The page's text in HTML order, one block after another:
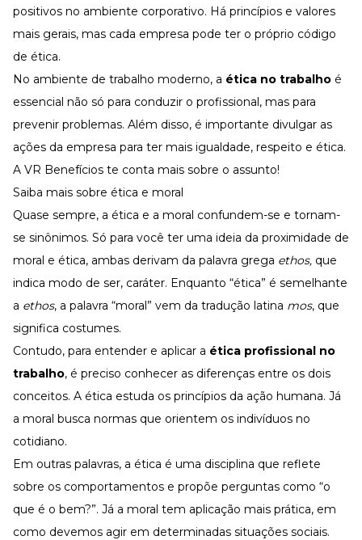
Todos os Materiais Gratuitos
Confira nossos materiais
E-book
Ferramentas e Templates
Para agilizar o seu trabalho
Infográfico
Conteúdo prático e rápido
Kits
Lives
Newsletters
positivos no ambiente corporativo. Há princípios e valores
mais gerais, mas cada empresa pode ter o próprio código
de ética.
No ambiente de trabalho moderno, a ética no trabalho é
essencial não só para conduzir o profissional, mas para
prevenir problemas. Além disso, é importante divulgar as
ações da empresa para ter mais igualdade, respeito e ética.
A VR Benefícios te conta mais sobre o assunto!
Saiba mais sobre ética e moral
Quase sempre, a ética e a moral confundem-se e tornam-
se sinônimos. Só para você ter uma ideia da proximidade de
moral e ética, ambas derivam da palavra grega ethos, que
indica modo de ser, caráter. Enquanto “ética” é semelhante
a ethos, a palavra “moral” vem da tradução latina mos, que
significa costumes.
Contudo, para entender e aplicar a ética profissional no
trabalho, é preciso conhecer as diferenças entre os dois
conceitos. A ética estuda os princípios da ação humana. Já
a moral busca normas que orientem os indivíduos no
cotidiano.
Em outras palavras, a ética é uma disciplina que reflete
sobre os comportamentos e propõe perguntas como “o
que é o bem?”. Já a moral tem aplicação mais prática, em
como devemos agir em determinadas situações sociais.